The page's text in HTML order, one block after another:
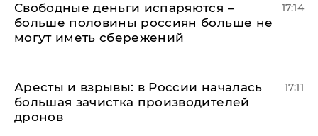
Свободные деньги испаряются –
больше половины россиян больше не
могут иметь сбережений
17:14
Аресты и взрывы: в России началась
большая зачистка производителей
дронов
17:11